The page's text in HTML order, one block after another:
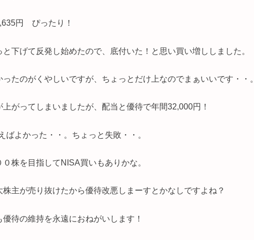
円 ぴったり！
下げて反発し始めたので、底付いた！と思い買い増ししました。
たのがくやしいですが、ちょっとだけ上なのでまぁいいです・・。
がってしまいましたが、配当と優待で年間32,000円！
ばよかった・・。ちょっと失敗・・。
株を目指してNISA買いもありかな。
株主が売り抜けたから優待改悪しまーすとかなしですよね？
待の維持を永遠におねがいします！